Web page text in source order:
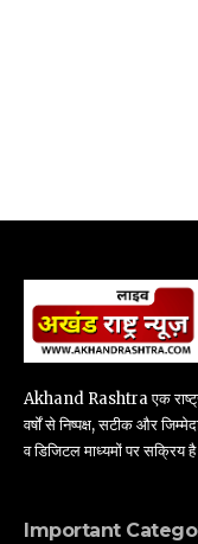
Akhand Rashtra एक
वर्षों से निष्पक्ष, सटीक और
व डिजिटल माध्यमों पर सक्रिय
Important